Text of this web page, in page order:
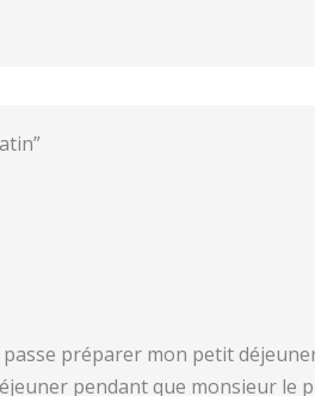
préparer mon petit
pendant que monsieur le